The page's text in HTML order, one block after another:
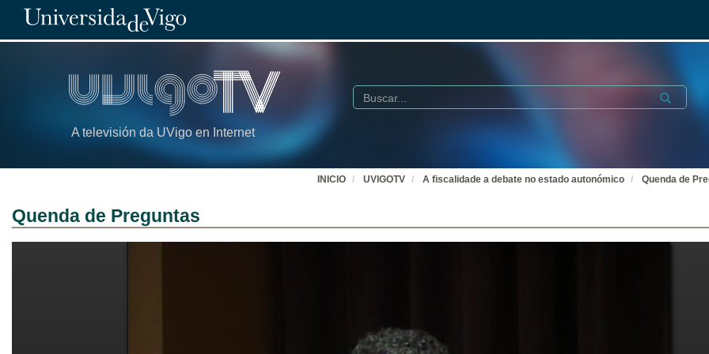
A televisión da UVigo en Internet
Buscar Submit
INICIO UVIGOTV A fiscalidade a debate no estado autonómico Quenda de
Quenda de Preguntas